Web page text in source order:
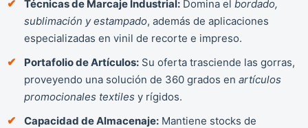
Técnicas de Marcaje Industrial: Domina el bordado,
sublimación y estampado, además de aplicaciones
especializadas en vinil de recorte e impreso.
Portafolio de Artículos: Su oferta trasciende las gorras,
proveyendo una solución de 360 grados en artículos
promocionales textiles y rígidos.
Capacidad de Almacenaje: Mantiene stocks de